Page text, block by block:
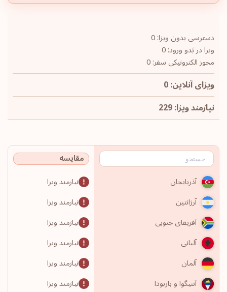
دسترسی بدون ویزا: 0
ویزا در بَدو ورود: 0
مجوز الکترونیکی سفر: 0
ویزای آنلاین: 0
نیازمند ویزا: 229
مقایسه
آذربایجان
نیازمند ویزا
آرژانتین
نیازمند ویزا
آفریقای جنوبی
نیازمند ویزا
آلبانی
نیازمند ویزا
آلمان
نیازمند ویزا
آنتیگوا و باربودا
نیازمند ویزا